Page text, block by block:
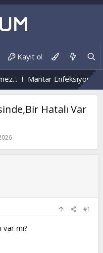
Kayıt ol
Mantar Enfeksiyonu Nedir?
Hatalı Var
#1
mı?